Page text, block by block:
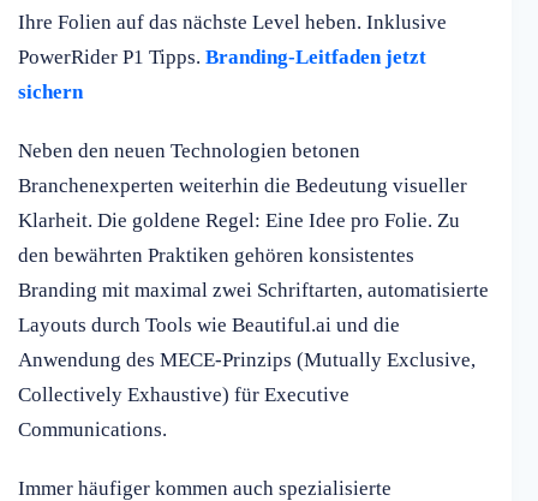
Ihre Folien auf das nächste Level heben. Inklusive
PowerRider P1 Tipps. Branding-Leitfaden jetzt
sichern
Neben den neuen Technologien betonen
Branchenexperten weiterhin die Bedeutung visueller
Klarheit. Die goldene Regel: Eine Idee pro Folie. Zu
den bewährten Praktiken gehören konsistentes
Branding mit maximal zwei Schriftarten, automatisierte
Layouts durch Tools wie Beautiful.ai und die
Anwendung des MECE-Prinzips (Mutually Exclusive,
Collectively Exhaustive) für Executive
Communications.
Immer häufiger kommen auch spezialisierte